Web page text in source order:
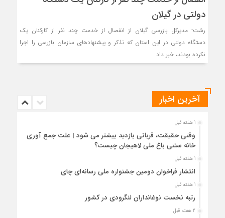
دولتی در گیلان
رشت- مدیرکل بازرسی گیلان از انفصال از خدمت چند نفر از کارکنان یک
دستگاه‌ دولتی در این استان که تذکر و پیشنهادهای سازمان بازرسی را اجرا
نکرده بودند، خبر داد
آخرین اخبار
1 هفته قبل
وقتی حقیقت، قربانی بازدید بیشتر می شود | علت جمع آوری
خانه سنتی باغ ملی لاهیجان چیست؟
1 هفته قبل
انتشار فراخوان دومین جشنواره ملی رسانه‌ای چای
1 هفته قبل
رتبه نخست نوغانداران لنگرودی در کشور
2 هفته قبل